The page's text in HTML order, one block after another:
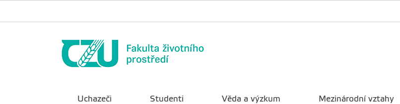
Uchazeči Studenti Věda a výzkum Mezinárodní vztahy